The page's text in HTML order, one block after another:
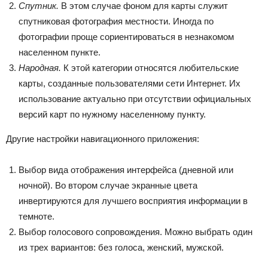
Спутник. В этом случае фоном для карты служит
спутниковая фотография местности. Иногда по
фотографии проще сориентироваться в незнакомом
населенном пункте.
Народная. К этой категории относятся любительские
карты, созданные пользователями сети Интернет. Их
использование актуально при отсутствии официальных
версий карт по нужному населенному пункту.
Другие настройки навигационного приложения:
Выбор вида отображения интерфейса (дневной или
ночной). Во втором случае экранные цвета
инвертируются для лучшего восприятия информации в
темноте.
Выбор голосового сопровождения. Можно выбрать один
из трех вариантов: без голоса, женский, мужской.